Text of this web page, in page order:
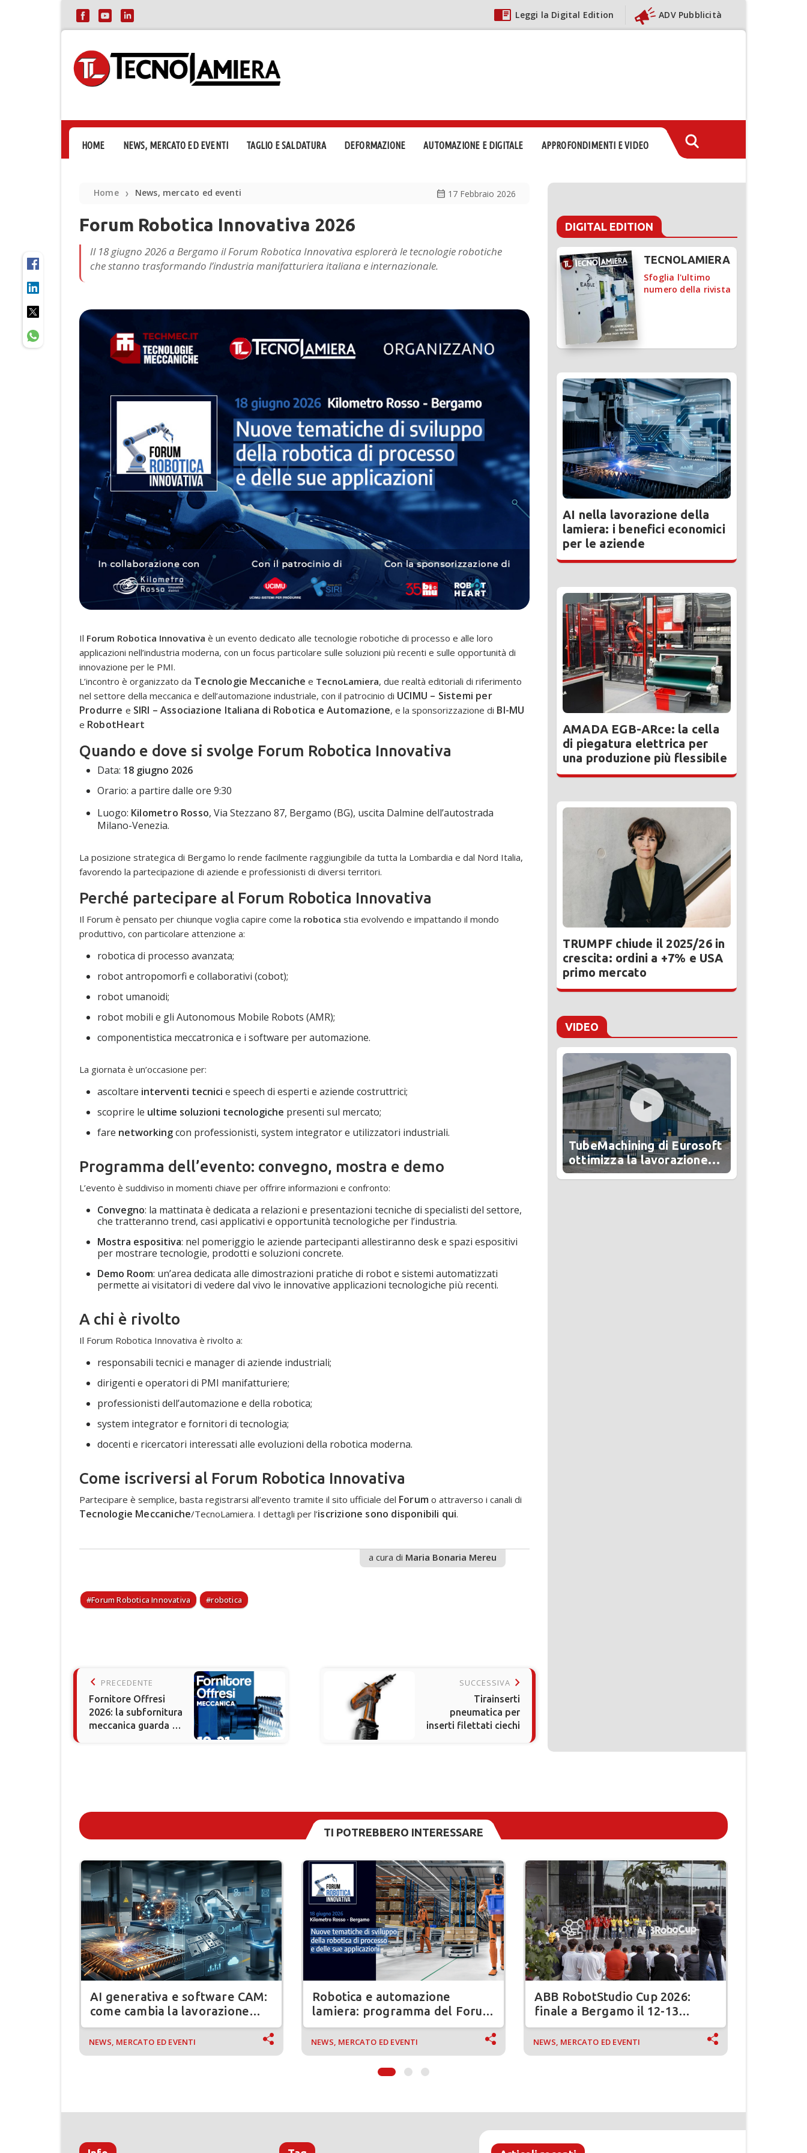
Leggi la Digital Edition ADV Pubblicità
HOME NEWS, MERCATO ED EVENTI TAGLIO E SALDATURA DEFORMAZIONE AUTOMAZIONE E DIGITALE APPROFONDIMENTI E VIDEO
Home ❯ News, mercato ed eventi calendar_month 17 Febbraio 2026
Forum Robotica Innovativa 2026
Il 18 giugno 2026 a Bergamo il Forum Robotica Innovativa esplorerà le tecnologie robotiche
che stanno trasformando l’industria manifatturiera italiana e internazionale.
Il Forum Robotica Innovativa è un evento dedicato alle tecnologie robotiche di processo e alle loro
applicazioni nell’industria moderna, con un focus particolare sulle soluzioni più recenti e sulle opportunità di
innovazione per le PMI.
L’incontro è organizzato da Tecnologie Meccaniche e TecnoLamiera, due realtà editoriali di riferimento
nel settore della meccanica e dell’automazione industriale, con il patrocinio di UCIMU – Sistemi per
Produrre e SIRI – Associazione Italiana di Robotica e Automazione, e la sponsorizzazione di BI-MU
e RobotHeart
Quando e dove si svolge Forum Robotica Innovativa
Data: 18 giugno 2026
Orario: a partire dalle ore 9:30
Luogo: Kilometro Rosso, Via Stezzano 87, Bergamo (BG), uscita Dalmine dell’autostrada
Milano-Venezia.
La posizione strategica di Bergamo lo rende facilmente raggiungibile da tutta la Lombardia e dal Nord Italia,
favorendo la partecipazione di aziende e professionisti di diversi territori.
Perché partecipare al Forum Robotica Innovativa
Il Forum è pensato per chiunque voglia capire come la robotica stia evolvendo e impattando il mondo
produttivo, con particolare attenzione a:
robotica di processo avanzata;
robot antropomorfi e collaborativi (cobot);
robot umanoidi;
robot mobili e gli Autonomous Mobile Robots (AMR);
componentistica meccatronica e i software per automazione.
La giornata è un’occasione per:
ascoltare interventi tecnici e speech di esperti e aziende costruttrici;
scoprire le ultime soluzioni tecnologiche presenti sul mercato;
fare networkingcon professionisti, system integrator e utilizzatori industriali.
Programma dell’evento: convegno, mostra e demo
L’evento è suddiviso in momenti chiave per offrire informazioni e confronto:
Convegno: la mattinata è dedicata a relazioni e presentazioni tecniche di specialisti del settore,
che tratteranno trend, casi applicativi e opportunità tecnologiche per l’industria.
Mostra espositiva: nel pomeriggio le aziende partecipanti allestiranno desk e spazi espositivi
per mostrare tecnologie, prodotti e soluzioni concrete.
Demo Room: un’area dedicata alle dimostrazioni pratiche di robot e sistemi automatizzati
permette ai visitatori di vedere dal vivo le innovative applicazioni tecnologiche più recenti.
A chi è rivolto
Il Forum Robotica Innovativa è rivolto a:
responsabili tecnici e manager di aziende industriali;
dirigenti e operatori di PMI manifatturiere;
professionisti dell’automazione e della robotica;
system integrator e fornitori di tecnologia;
docenti e ricercatori interessati alle evoluzioni della robotica moderna.
Come iscriversi al Forum Robotica Innovativa
Partecipare è semplice, basta registrarsi all’evento tramite il sito ufficiale del Forum o attraverso i canali di
Tecnologie Meccaniche/TecnoLamiera. I dettagli per l’iscrizione sono disponibili qui.
a cura di Maria Bonaria Mereu
Forum Robotica Innovativa robotica
keyboard_arrow_left PRECEDENTE
Fornitore Offresi
2026: la subfornitura
meccanica guarda al
SUCCESSIVA keyboard_arrow_right
Tirainserti
pneumatica per
inserti filettati ciechi
DIGITAL EDITION
TECNOLAMIERA
Sfoglia l'ultimo
numero della rivista
AI nella lavorazione della
lamiera: i benefici economici
per le aziende
AMADA EGB-ARce: la cella
di piegatura elettrica per
una produzione più flessibile
TRUMPF chiude il 2025/26 in
crescita: ordini a +7% e USA
primo mercato
VIDEO
TubeMachining di Eurosoft
ottimizza la lavorazione
del tubo in Alesa
TI POTREBBERO INTERESSARE
AI generativa e software CAM:
come cambia la lavorazione
lamiera
NEWS, MERCATO ED EVENTI
Robotica e automazione
lamiera: programma del Forum
Robotica Innovativa 2026
NEWS, MERCATO ED EVENTI
ABB RobotStudio Cup 2026:
finale a Bergamo il 12-13
maggio
NEWS, MERCATO ED EVENTI